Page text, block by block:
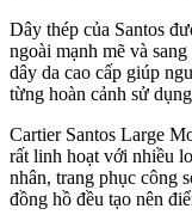
Dây thép của Santos
ngoài mạnh mẽ và
dây da cao cấp giúp
từng hoàn cảnh sử
Cartier Santos Large
rất linh hoạt với nhiều
nhân, trang phục công
đồng hồ đều tạo nên